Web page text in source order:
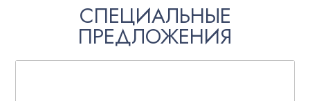
СПЕЦИАЛЬНЫЕ
ПРЕДЛОЖЕНИЯ